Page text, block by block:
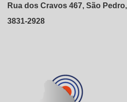
Rua dos Cravos 467, São
3831-2928